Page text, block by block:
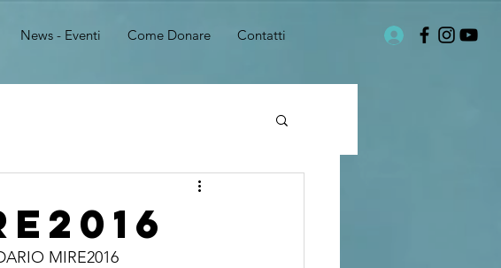
News - Eventi Come Donare Contatti
MIRE2016